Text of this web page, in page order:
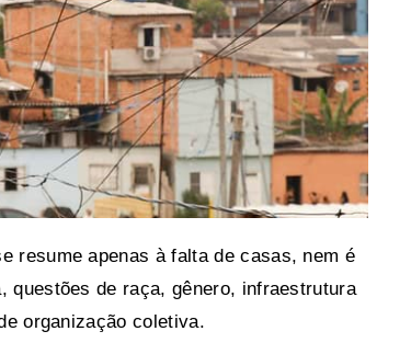
resume apenas à falta de casas, nem é
questões de raça, gênero, infraestrutura
organização coletiva.